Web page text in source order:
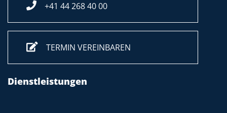
+41 44 268 40 00
TERMIN VEREINBAREN
Dienstleistungen